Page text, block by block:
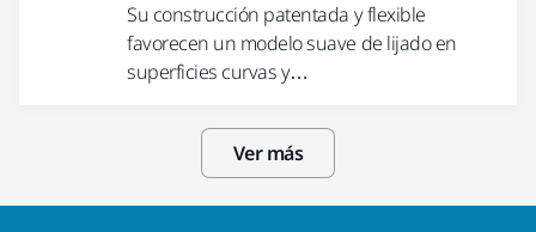
Su construcción patentada y flexible
favorecen un modelo suave de lijado en
superficies curvas y…
Ver más